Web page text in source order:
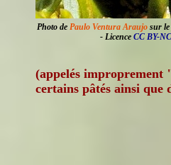
Photo de Paulo Ventura Araujo sur le
- Licence CC BY-
(appelés improprement
certains pâtés ainsi que